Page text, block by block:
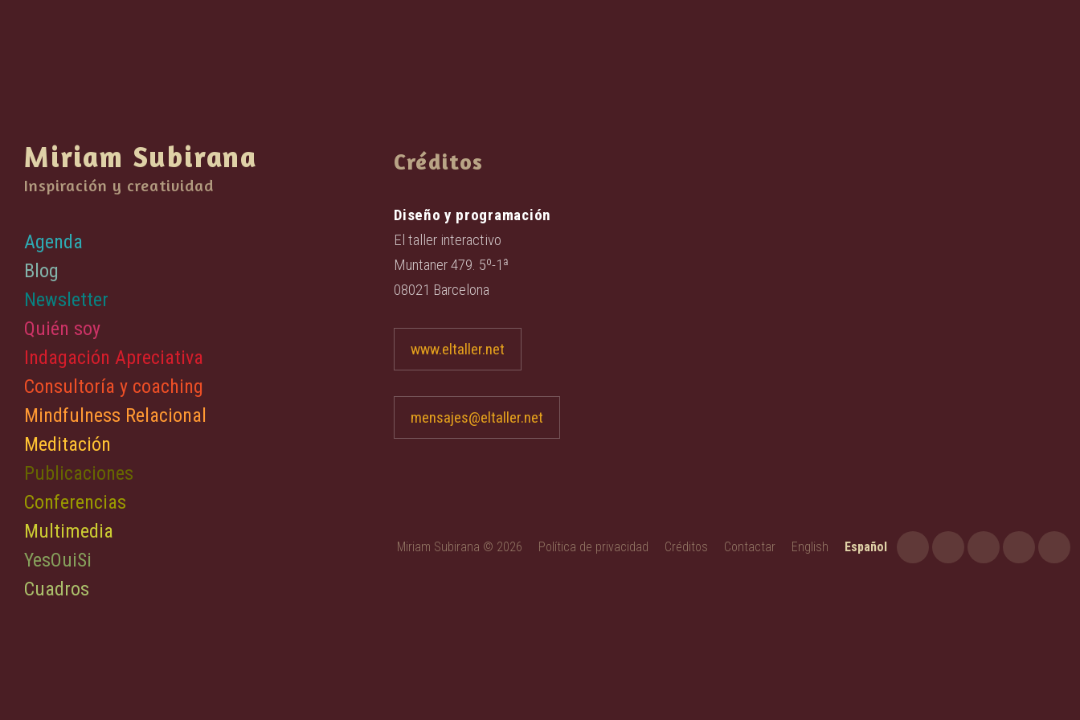
Miriam Subirana
Inspiración y creatividad
Agenda
Blog
Newsletter
Quién soy
Indagación Apreciativa
Consultoría y coaching
Mindfulness Relacional
Meditación
Publicaciones
Conferencias
Multimedia
YesOuiSi
Cuadros
Créditos
Diseño y programación
El taller interactivo
Muntaner 479. 5º-1ª
08021 Barcelona
www.eltaller.net
mensajes@eltaller.net
Miriam Subirana © 2026 Política de privacidad Créditos Contactar English Español